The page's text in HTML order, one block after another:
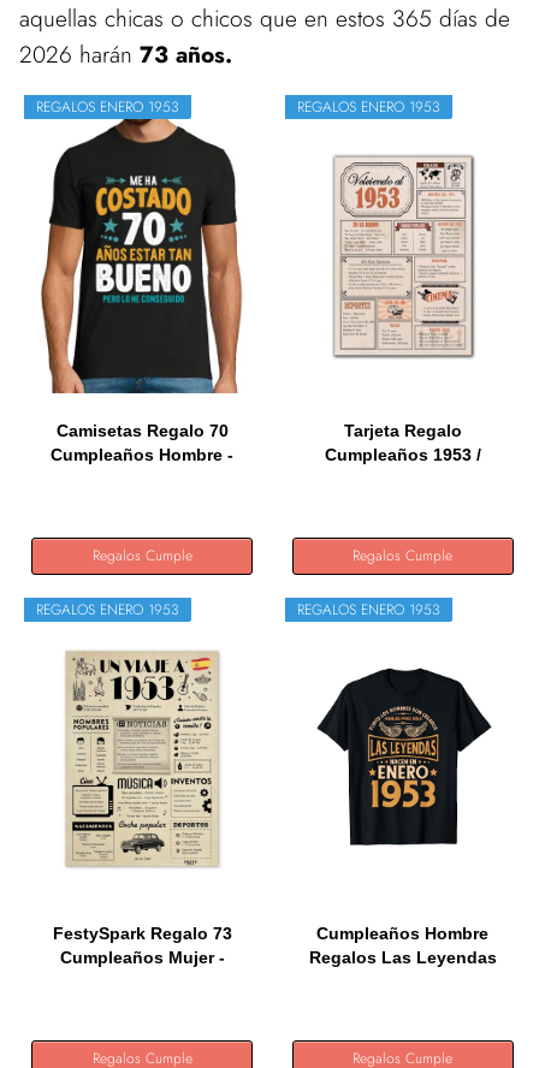
aquellas chicas o chicos que en estos 365 días de
2026 harán 73 años.
REGALOS ENERO 1953
Camisetas Regalo 70
Cumpleaños Hombre -
Regalos Cumple
REGALOS ENERO 1953
Tarjeta Regalo
Cumpleaños 1953 /
Regalos Cumple
REGALOS ENERO 1953
FestySpark Regalo 73
Cumpleaños Mujer -
Regalos Cumple
REGALOS ENERO 1953
Cumpleaños Hombre
Regalos Las Leyendas
Regalos Cumple